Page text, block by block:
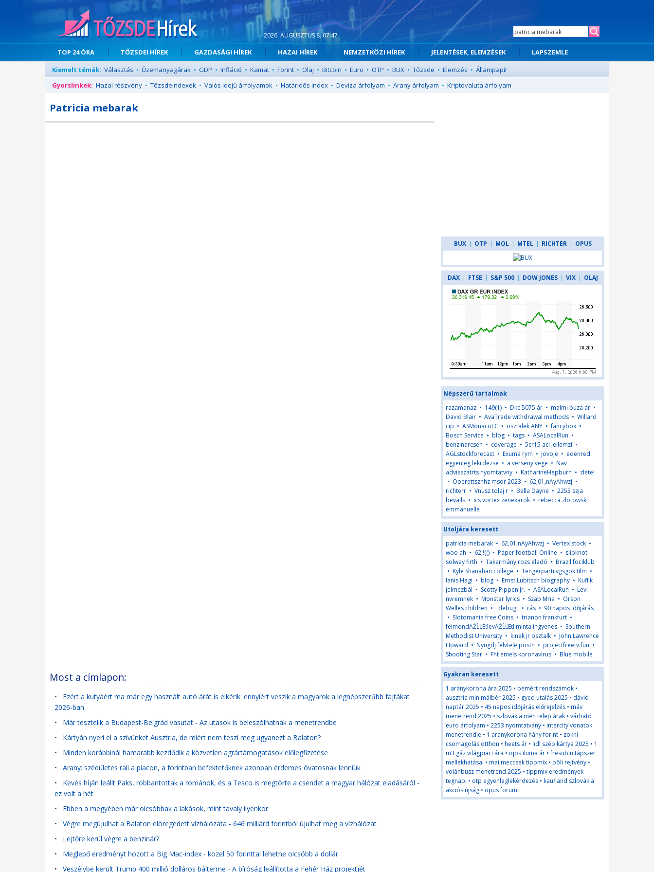
2026. AUGUSZTUS 8. 07:47
TOP 24 ÓRA TŐZSDEI HÍREK GAZDASÁGI HÍREK HAZAI HÍREK NEMZETKÖZI HÍREK JELENTÉSEK, ELEMZÉSEK
LAPSZEMLE
Kiemelt témák: Választás • Üzemanyagárak • GDP • Infláció • Kamat • Forint • Olaj • Bitcoin • Euro • OTP • BUX • Tőzsde • Elemzés • Állampapír
Gyorslinkek: Hazai részvény • Tőzsdeindexek • Valós idejű árfolyamok • Határidős index • Deviza árfolyam • Arany árfolyam • Kriptovaluta árfolyam
Patricia mebarak
Most a címlapon:
• Ezért a kutyáért ma már egy használt autó árát is elkérik: ennyiért veszik a magyarok a legnépszerűbb fajtákat
2026-ban
• Már tesztelik a Budapest-Belgrád vasutat - Az utasok is beleszólhatnak a menetrendbe
• Kártyán nyeri el a szívünket Ausztria, de miért nem teszi meg ugyanezt a Balaton?
• Minden korábbinál hamarabb kezdődik a közvetlen agrártámogatások előlegfizetése
• Arany: szédületes rali a piacon, a forintban befektetőknek azonban érdemes óvatosnak lenniük
• Kevés híján leállt Paks, robbantottak a románok, és a Tesco is megtörte a csendet a magyar hálózat eladásáról -
ez volt a hét
• Ebben a megyében már olcsóbbak a lakások, mint tavaly ilyenkor
• Végre megújulhat a Balaton elöregedett vízhálózata - 646 milliárd forintból újulhat meg a vízhálózat
• Lejtőre kerül végre a benzinár?
• Meglepő eredményt hozott a Big Mac-index - közel 50 forinttal lehetne olcsóbb a dollár
• Veszélybe került Trump 400 millió dolláros bálterme - A bíróság leállította a Fehér Ház projektjét
BUX | OTP | MOL | MTEL | RICHTER | OPUS
DAX | FTSE | S&P 500 | DOW JONES | VIX | OLAJ
Népszerű tartalmak
razamanaz • 149(1) • Dkc 5075 ár • malmi buza ár •
David Blair • AvaTrade withdrawal methods • Willard
cip • ASMonacoFC • osztalek ANY •fancybox •
Bosch Service • blog • tags • ASALocalRun •
benzinarcseh • coverage • 5cr15 acl jellemzi •
AGLstockforecast • Exuma rym • jovoje • edenred
egyenleg lekrdezse • a verseny vege • Nav
advisszatrts nyomtatvny • KatharineHepburn • zletel
• Operettsznhz msor 2023 • 62,01,nAyAhwzj •
richterr • Vnusz tolaj r • Bella Dayne • 2253 szja
bevalls • ics vortex zenekarok • rebecca zlotowski
emmanuelle
Utoljára keresett
patricia mebarak • 62,01,nAyAhwzj • Vertex stock •
woo ah • 62,!(() • Paper football Online • slipknot
solway firth • Takarmány rozs eladó • Brazil fociklub
• Kyle Shanahan college • Tengerparti vgsgok film •
Ianis Hagi • blog • Ernst Lubitsch biography • Kuflik
jelmezbál • Scotty Pippen Jr. • ASALocalRun • Levl
nvremnek • Monster lyrics • Szab Mria • Orson
Welles children • _debug_ • rás • 90 napos időjárás
• Slotomania free Coins • trianon frankfurt •
felmondÄŹĹĽËťlevÄŹĹĽËťl minta ingyenes • Southern
Methodist University • kinek jr osztalk • John Lawrence
Howard • Nyugdj felvtele postn • projectfreetv.fun •
Shooting Star • Fht emels koronavirus • Blue mobile
Gyakran keresett
1 aranykorona ára 2025 • bemért rendszámok •
ausztria minimálbér 2025 • gyed utalás 2025 • dávid
naptár 2025 • 45 napos időjárás előrejelzés • máv
menetrend 2025 • szlovákia méh telep árak • várható
euro árfolyam • 2253 nyomtatvány • intercity vonatok
menetrendje • 1 aranykorona hány forint • zokni
csomagolás otthon • heets ár • lidl szép kártya 2025 • 1
m3 gáz világpiaci ára • iqos iluma ár •fresubin tápszer
mellékhatásai • mai meccsek tippmix • pöli rejtvény •
volánbusz menetrend 2025 • tippmix eredmények
tegnapi • otp egyenleglekérdezés • kaufland szlovákia
akciós újság • opus forum